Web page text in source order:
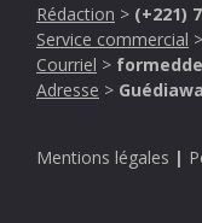
Rédaction > (+221)
Service commercial >
Courriel >
Adresse >
Mentions légales |